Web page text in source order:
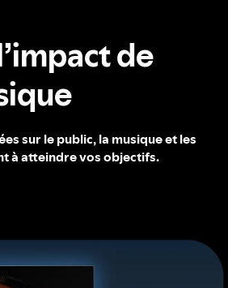
de
sur le public, la musique et les
à atteindre vos objectifs.